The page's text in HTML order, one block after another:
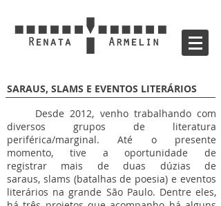
SARAUS, SLAMS E EVENTOS LITERÁRIOS
Desde 2012, venho trabalhando com
diversos grupos de literatura
periférica/marginal. Até o presente
momento, tive a oportunidade de
registrar mais de duas dúzias de
saraus, slams (batalhas de poesia) e eventos
literários na grande São Paulo. Dentre eles,